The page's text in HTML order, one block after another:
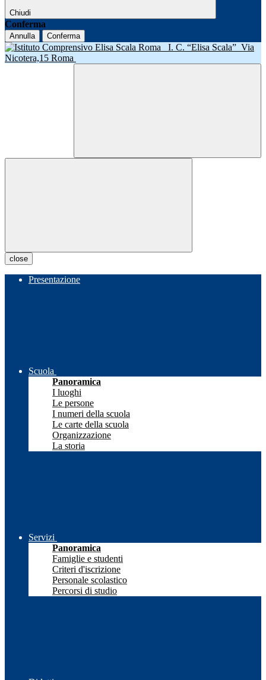
Chiudi
Conferma
Annulla Conferma
I. C. “Elisa Scala” Via
Nicotera,15 Roma
close
Presentazione
Scuola
Panoramica
I luoghi
Le persone
I numeri della scuola
Le carte della scuola
Organizzazione
La storia
Servizi
Panoramica
Famiglie e studenti
Criteri d'iscrizione
Personale scolastico
Percorsi di studio